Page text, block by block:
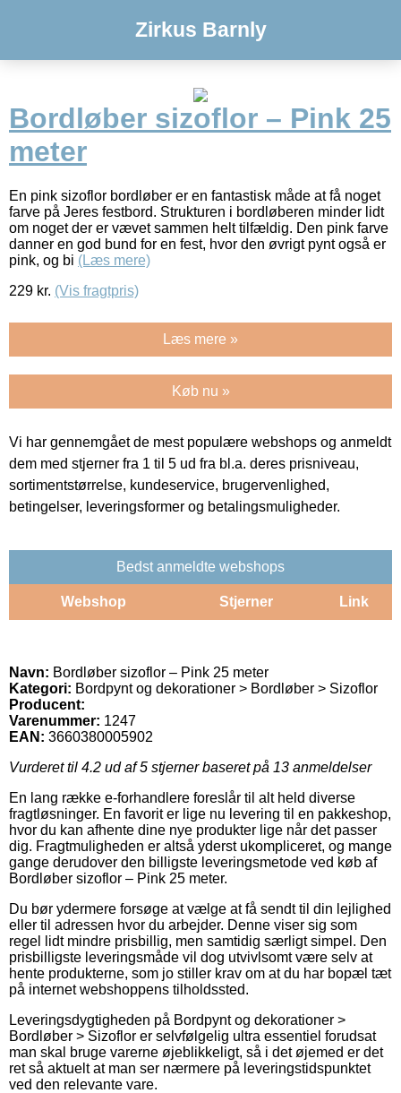
Zirkus Barnly
Bordløber sizoflor – Pink 25
meter
En pink sizoflor bordløber er en fantastisk måde at få noget
farve på Jeres festbord. Strukturen i bordløberen minder lidt
om noget der er vævet sammen helt tilfældig. Den pink farve
danner en god bund for en fest, hvor den øvrigt pynt også er
pink, og bi (Læs mere)
229 kr. (Vis fragtpris)
Læs mere »
Køb nu »
Vi har gennemgået de mest populære webshops og anmeldt
dem med stjerner fra 1 til 5 ud fra bl.a. deres prisniveau,
sortimentstørrelse, kundeservice, brugervenlighed,
betingelser, leveringsformer og betalingsmuligheder.
Bedst anmeldte webshops
Webshop Stjerner Link
Navn: Bordløber sizoflor – Pink 25 meter
Kategori: Bordpynt og dekorationer > Bordløber > Sizoflor
Producent:
Varenummer: 1247
EAN: 3660380005902
Vurderet til 4.2 ud af 5 stjerner baseret på 13 anmeldelser
En lang række e-forhandlere foreslår til alt held diverse
fragtløsninger. En favorit er lige nu levering til en pakkeshop,
hvor du kan afhente dine nye produkter lige når det passer
dig. Fragtmuligheden er altså yderst ukompliceret, og mange
gange derudover den billigste leveringsmetode ved køb af
Bordløber sizoflor – Pink 25 meter.
Du bør ydermere forsøge at vælge at få sendt til din lejlighed
eller til adressen hvor du arbejder. Denne viser sig som
regel lidt mindre prisbillig, men samtidig særligt simpel. Den
prisbilligste leveringsmåde vil dog utvivlsomt være selv at
hente produkterne, som jo stiller krav om at du har bopæl tæt
på internet webshoppens tilholdssted.
Leveringsdygtigheden på Bordpynt og dekorationer >
Bordløber > Sizoflor er selvfølgelig ultra essentiel forudsat
man skal bruge varerne øjeblikkeligt, så i det øjemed er det
ret så aktuelt at man ser nærmere på leveringstidspunktet
ved den relevante vare.